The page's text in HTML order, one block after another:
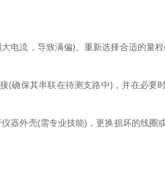
电流，导致满偏)。重新选择合适的量
确保其串联在待测支路中)，并在必要
器外壳(需专业技能)，更换损坏的线圈